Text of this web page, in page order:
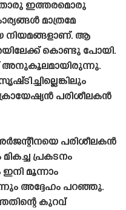
ഇത്തരമൊരു
മാത്രമേ
നിയമങ്ങളാണ്. ആ
കൊണ്ടു പോയി.
അനുകൂലമായിരുന്നു.
പരിശീലകൻ
പരിശീലകൻ
പ്രകടനം
മൂന്നാം
അദ്ദേഹം പറഞ്ഞു.
കുറവ്